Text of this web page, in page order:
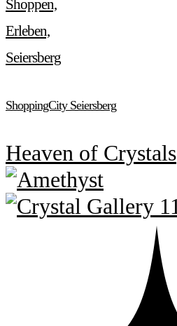
Shoppen,
Erleben,
Seiersberg
ShoppingCity Seiersberg
Heaven of Crystals